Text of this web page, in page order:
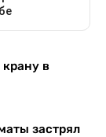
в
застрял